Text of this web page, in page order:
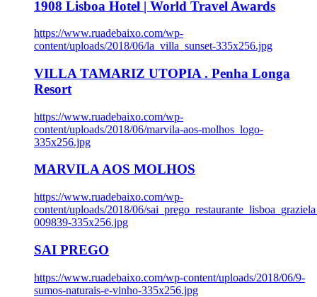
1908 Lisboa Hotel | World Travel Awards
https://www.ruadebaixo.com/wp-
content/uploads/2018/06/la_villa_sunset-335x256.jpg
VILLA TAMARIZ UTOPIA . Penha Longa
Resort
https://www.ruadebaixo.com/wp-
content/uploads/2018/06/marvila-aos-molhos_logo-
335x256.jpg
MARVILA AOS MOLHOS
https://www.ruadebaixo.com/wp-
content/uploads/2018/06/
009839-335x256.jpg
SAI PREGO
https://www.ruadebaixo.com/wp-content/uploads/2018/06/9-
sumos-naturais-e-vinho-335x256.jpg